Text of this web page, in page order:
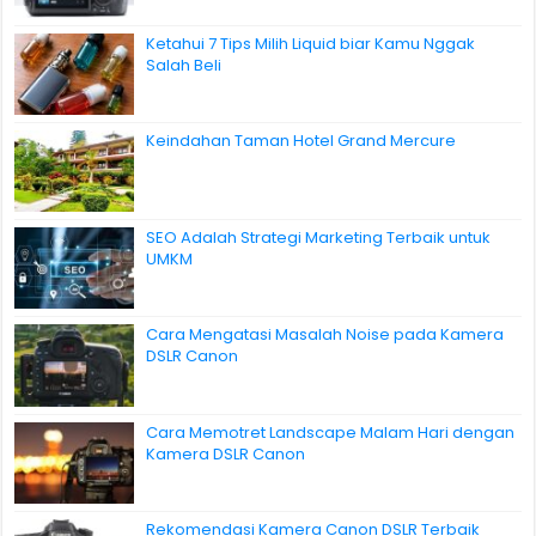
Ketahui 7 Tips Milih Liquid biar Kamu Nggak
Salah Beli
Keindahan Taman Hotel Grand Mercure
SEO Adalah Strategi Marketing Terbaik untuk
UMKM
Cara Mengatasi Masalah Noise pada Kamera
DSLR Canon
Cara Memotret Landscape Malam Hari dengan
Kamera DSLR Canon
Rekomendasi Kamera Canon DSLR Terbaik